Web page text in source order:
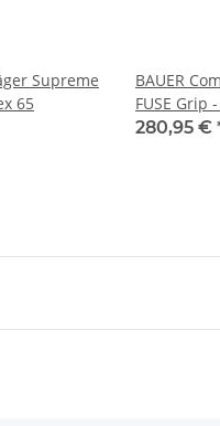
Supreme
65
BAUER
FUSE Grip
280,95 €